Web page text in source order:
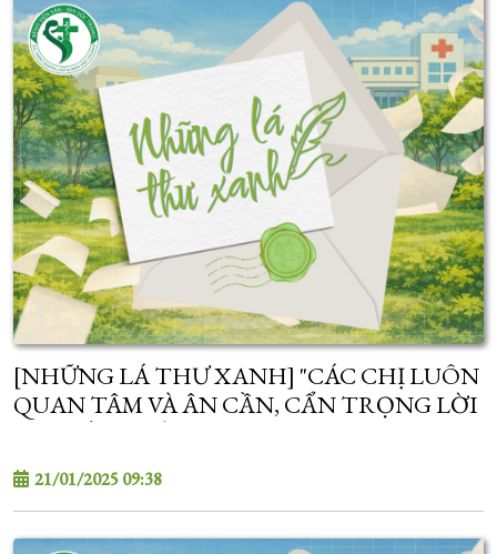
[NHỮNG LÁ THƯ XANH] "CÁC CHỊ LUÔN
QUAN TÂM VÀ ÂN CẦN, CẨN TRỌNG LỜI
21/01/2025 09:38